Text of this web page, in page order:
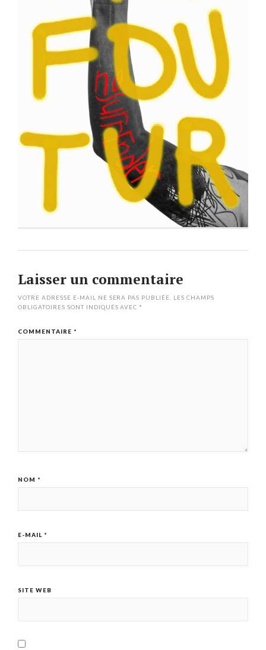
Laisser un commentaire
VOTRE ADRESSE E-MAIL NE SERA PAS PUBLIÉE.
LES CHAMPS
OBLIGATOIRES SONT INDIQUÉS AVEC *
COMMENTAIRE *
NOM *
E-MAIL *
SITE WEB